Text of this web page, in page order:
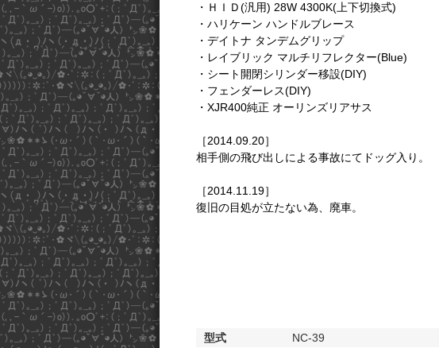
・ＨＩＤ(汎用) 28W 4300K(上下切換式)
・ハリケーン ハンドルブレース
・デイトナ タンデムグリップ
・レイブリック マルチリフレクター(Blue)
・シート開閉シリンダー移設(DIY)
・フェンダーレス(DIY)
・XJR400純正 オーリンズリアサス
［2014.09.20］
相手側の飛び出しによる事故にてドッグ入り。
［2014.11.19］
復旧の目処が立たない為、廃車。
型式
NC-39